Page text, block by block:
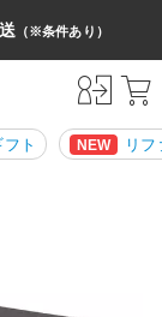
（※条件あり）
ト NEW リ